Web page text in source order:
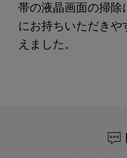
帯の液晶画面の掃除
にお持ちいただき
えました。